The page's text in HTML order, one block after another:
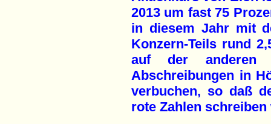
2013 um fast 75
in diesem Jahr mit
Konzern-Teils rund
auf der anderen
Abschreibungen in
verbuchen, so daß
rote Zahlen schreiben